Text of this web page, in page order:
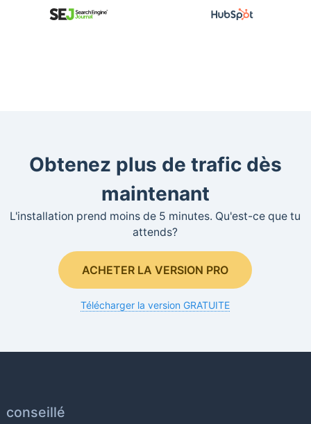
Obtenez plus de trafic dès
maintenant
L'installation prend moins de 5 minutes. Qu'est-ce que tu
attends?
ACHETER LA VERSION PRO
Télécharger la version GRATUITE
conseillé